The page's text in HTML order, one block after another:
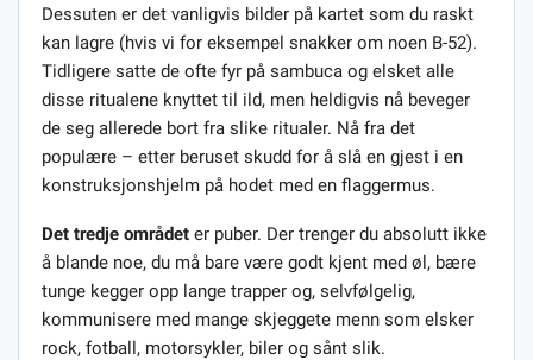
Dessuten er det vanligvis bilder på kartet som du raskt
kan lagre (hvis vi for eksempel snakker om noen B-52).
Tidligere satte de ofte fyr på sambuca og elsket alle
disse ritualene knyttet til ild, men heldigvis nå beveger
de seg allerede bort fra slike ritualer. Nå fra det
populære – etter beruset skudd for å slå en gjest i en
konstruksjonshjelm på hodet med en flaggermus.
Det tredje området er puber. Der trenger du absolutt ikke
å blande noe, du må bare være godt kjent med øl, bære
tunge kegger opp lange trapper og, selvfølgelig,
kommunisere med mange skjeggete menn som elsker
rock, fotball, motorsykler, biler og sånt slik.